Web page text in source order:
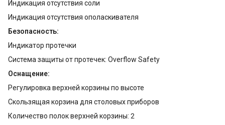
Индикация отсутствия соли
Индикация отсутствия ополаскивателя
Безопасность:
Индикатор протечки
Система защиты от протечек: Overflow Safety
Оснащение:
Регулировка верхней корзины по высоте
Скользящая корзина для столовых приборов
Количество полок верхней корзины: 2